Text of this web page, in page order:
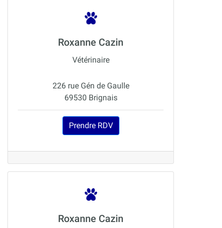
Roxanne Cazin
Vétérinaire
226 rue Gén de Gaulle
69530 Brignais
Prendre RDV
Roxanne Cazin